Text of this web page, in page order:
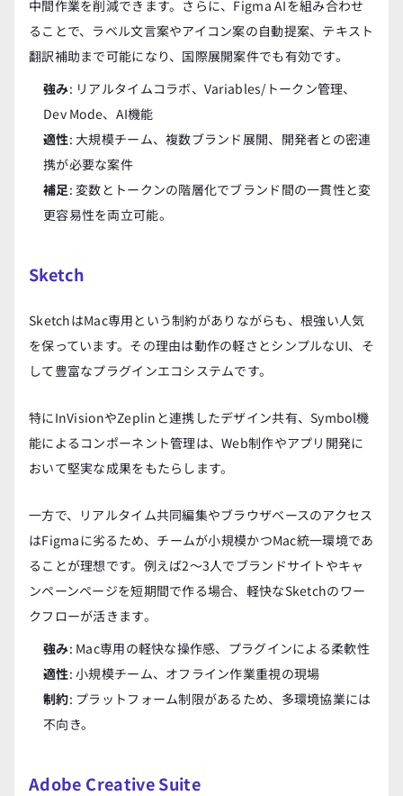
中間作業を削減できます。さらに、Figma AIを組み合わせ
ることで、ラベル文言案やアイコン案の自動提案、テキスト
翻訳補助まで可能になり、国際展開案件でも有効です。
強み: リアルタイムコラボ、Variables/トークン管理、
Dev Mode、AI機能
適性: 大規模チーム、複数ブランド展開、開発者との密連
携が必要な案件
補足: 変数とトークンの階層化でブランド間の一貫性と変
更容易性を両立可能。
Sketch
SketchはMac専用という制約がありながらも、根強い人気
を保っています。その理由は動作の軽さとシンプルなUI、そ
して豊富なプラグインエコシステムです。
特にInVisionやZeplinと連携したデザイン共有、Symbol機
能によるコンポーネント管理は、Web制作やアプリ開発に
おいて堅実な成果をもたらします。
一方で、リアルタイム共同編集やブラウザベースのアクセス
はFigmaに劣るため、チームが小規模かつMac統一環境であ
ることが理想です。例えば2〜3人でブランドサイトやキャ
ンペーンページを短期間で作る場合、軽快なSketchのワー
クフローが活きます。
強み: Mac専用の軽快な操作感、プラグインによる柔軟性
適性: 小規模チーム、オフライン作業重視の現場
制約: プラットフォーム制限があるため、多環境協業には
不向き。
Adobe Creative Suite